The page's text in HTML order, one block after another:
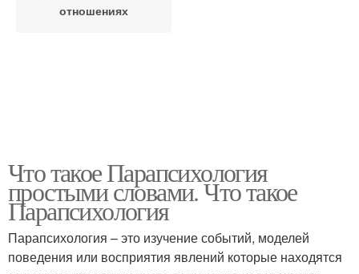
отношениях
Что такое Парапсихология
простыми словами. Что такое
Парапсихология
Парапсихология – это изучение событий, моделей
поведения или восприятия явлений которые находятся